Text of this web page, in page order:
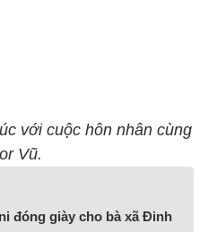
với cuộc hôn nhân cùng
Vũ.
đóng giày cho bà xã Đinh